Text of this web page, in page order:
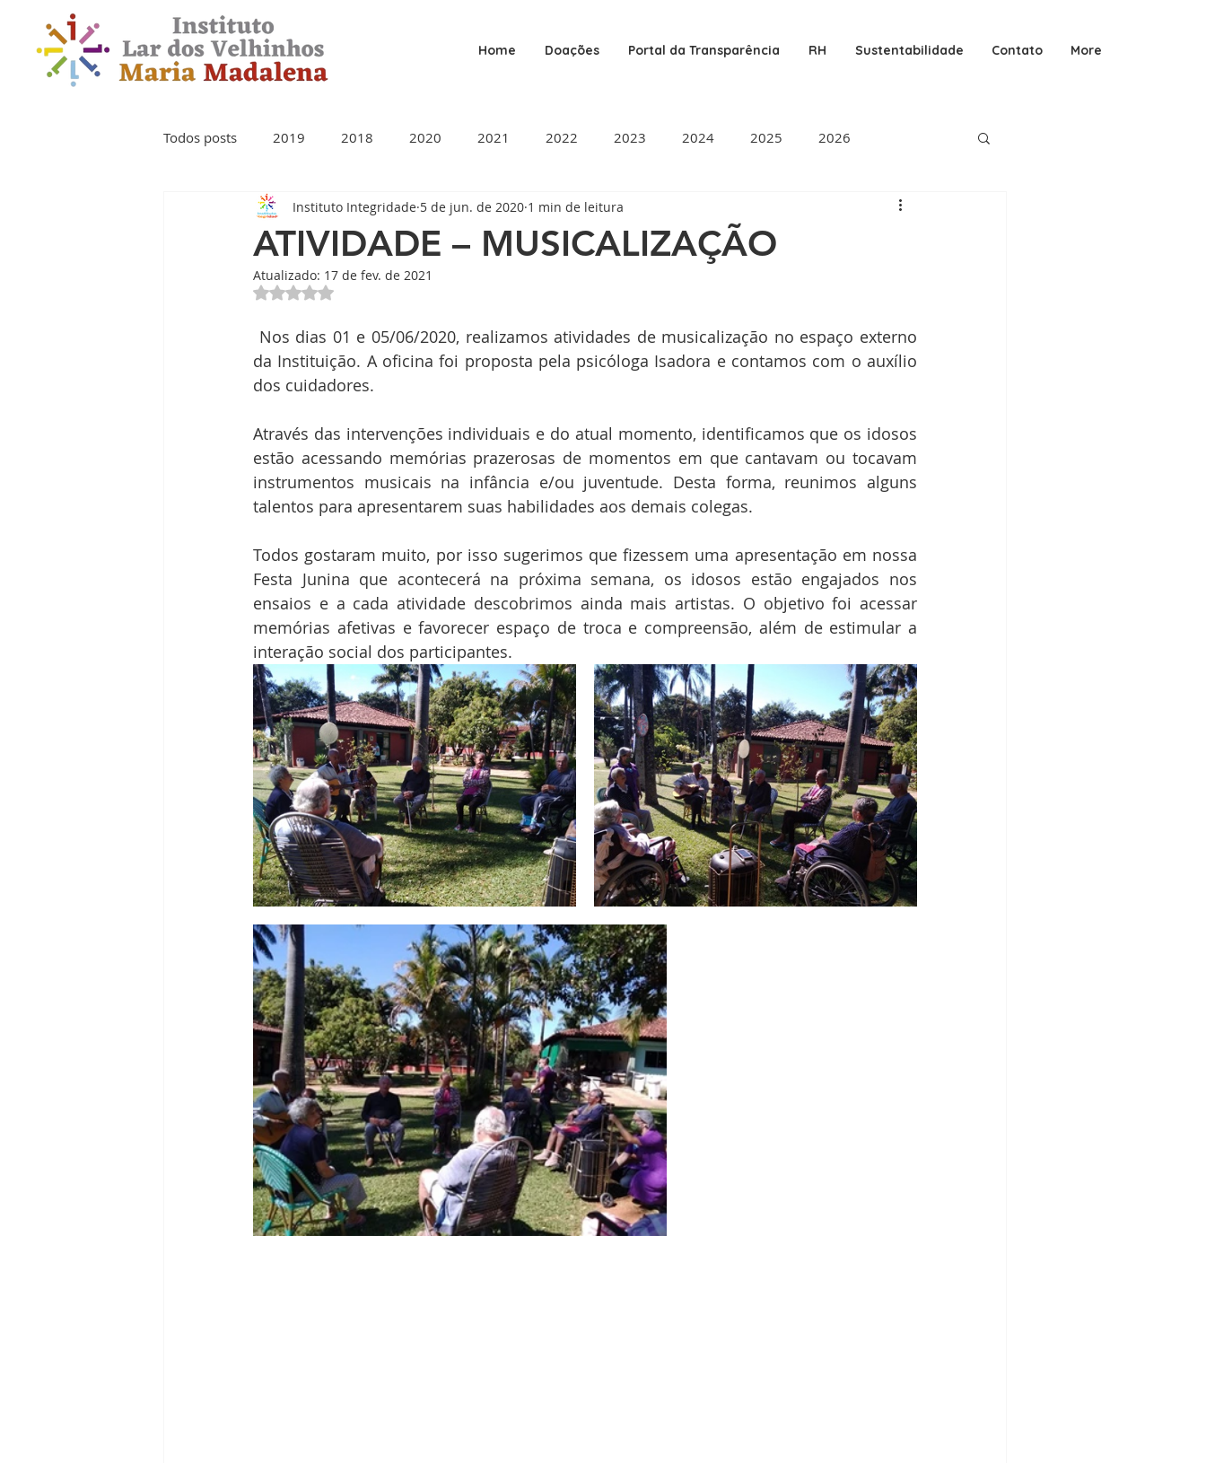
Home Doações Portal da Transparência RH Sustentabilidade Contato More
Todos posts 2019 2018 2020 2021 2022 2023 2024 2025 2026
ATIVIDADE – MUSICALIZAÇÃO
Instituto Integridade 5 de jun. de 2020 1 min de leitura
Atualizado: 17 de fev. de 2021
Avaliado com NaN de 5 estrelas.
da Instituição. A oficina foi proposta pela psicóloga Isadora e contamos com o auxílio
dos cuidadores.
Através das intervenções individuais e do atual momento, identificamos que os idosos
estão acessando memórias prazerosas de momentos em que cantavam ou tocavam
instrumentos musicais na infância e/ou juventude. Desta forma, reunimos alguns
talentos para apresentarem suas habilidades aos demais colegas.
Todos gostaram muito, por isso sugerimos que fizessem uma apresentação em nossa
Festa Junina que acontecerá na próxima semana, os idosos estão engajados nos
ensaios e a cada atividade descobrimos ainda mais artistas. O objetivo foi acessar
memórias afetivas e favorecer espaço de troca e compreensão, além de estimular a
interação social dos participantes.